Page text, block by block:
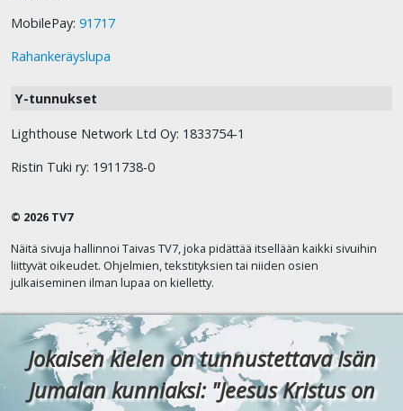
MobilePay: 91717
Rahankeräyslupa
Y-tunnukset
Lighthouse Network Ltd Oy: 1833754-1
Ristin Tuki ry: 1911738-0
© 2026 TV7
Näitä sivuja hallinnoi Taivas TV7, joka pidättää itsellään kaikki sivuihin
liittyvät oikeudet. Ohjelmien, tekstityksien tai niiden osien
julkaiseminen ilman lupaa on kielletty.
Jokaisen kielen on tunnustettava Isän
Jumalan kunniaksi: "Jeesus Kristus on